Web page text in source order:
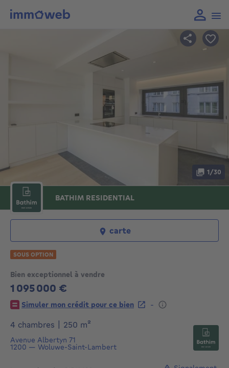
Bien exceptionnel à vendre
1 095 000 €
1095000€
Simuler mon crédit pour ce bien
-
4 chambres
250 m²
Avenue Albertyn 71
1200 — Woluwe-Saint-Lambert
BATHIM RESIDENTIAL
1/30
carte
SOUS OPTION